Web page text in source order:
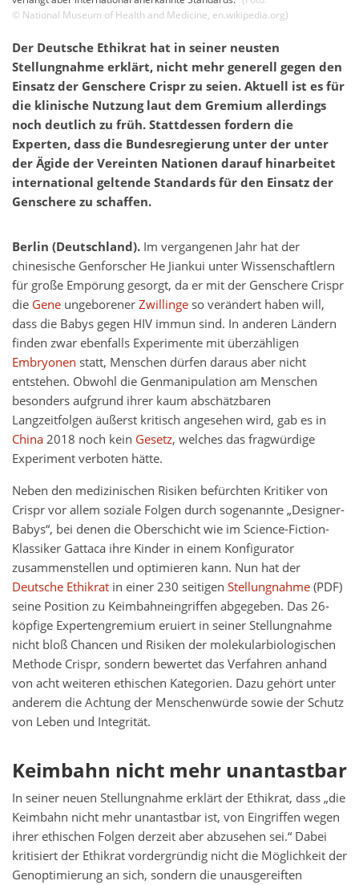
© National Museum of Health and Medicine, en.wikipedia.org)
Der Deutsche Ethikrat hat in seiner neusten
Stellungnahme erklärt, nicht mehr generell gegen den
Einsatz der Genschere Crispr zu seien. Aktuell ist es für
die klinische Nutzung laut dem Gremium allerdings
noch deutlich zu früh. Stattdessen fordern die
Experten, dass die Bundesregierung unter der unter
der Ägide der Vereinten Nationen darauf hinarbeitet
international geltende Standards für den Einsatz der
Genschere zu schaffen.
Berlin (Deutschland). Im vergangenen Jahr hat der
chinesische Genforscher He Jiankui unter Wissenschaftlern
für große Empörung gesorgt, da er mit der Genschere Crispr
die Gene ungeborenerZwillingeso verändert haben will,
dass die Babys gegen HIV immun sind. In anderen Ländern
finden zwar ebenfalls Experimente mit überzähligen
Embryonen statt, Menschen dürfen daraus aber nicht
entstehen. Obwohl die Genmanipulation am Menschen
besonders aufgrund ihrer kaum abschätzbaren
Langzeitfolgen äußerst kritisch angesehen wird, gab es in
China2018 noch kein Gesetz, welches das fragwürdige
Experiment verboten hätte.
Neben den medizinischen Risiken befürchten Kritiker von
Crispr vor allem soziale Folgen durch sogenannte „Designer-
Babys“, bei denen die Oberschicht wie im Science-Fiction-
Klassiker Gattaca ihre Kinder in einem Konfigurator
zusammenstellen und optimieren kann. Nun hat der
Deutsche Ethikrat in einer 230 seitigen Stellungnahme(PDF)
seine Position zu Keimbahneingriffen abgegeben. Das 26-
köpfige Expertengremium eruiert in seiner Stellungnahme
nicht bloß Chancen und Risiken der molekularbiologischen
Methode Crispr, sondern bewertet das Verfahren anhand
von acht weiteren ethischen Kategorien. Dazu gehört unter
anderem die Achtung der Menschenwürde sowie der Schutz
von Leben und Integrität.
Keimbahn nicht mehr unantastbar
In seiner neuen Stellungnahme erklärt der Ethikrat, dass „die
Keimbahn nicht mehr unantastbar ist, von Eingriffen wegen
ihrer ethischen Folgen derzeit aber abzusehen sei.“ Dabei
kritisiert der Ethikrat vordergründig nicht die Möglichkeit der
Genoptimierung an sich, sondern die unausgereiften